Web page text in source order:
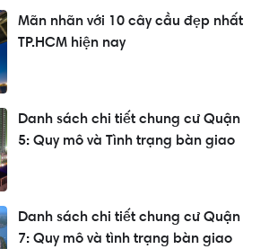
Mãn nhãn với 10 cây cầu đẹp nhất
TP.HCM hiện nay
Danh sách chi tiết chung cư Quận
5: Quy mô và Tình trạng bàn giao
Danh sách chi tiết chung cư Quận
7: Quy mô và tình trạng bàn giao